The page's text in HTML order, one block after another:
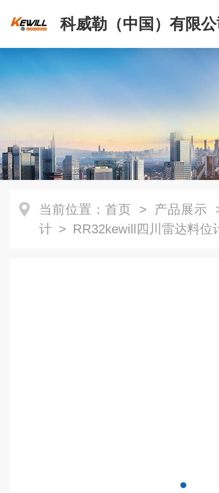
科威勒（中国）有限
当前位置： 首页 > 产品展示
计 > RR32kewill四川雷达料位